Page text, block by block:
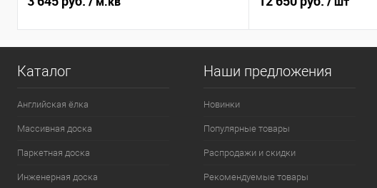
Каталог
Английская ёлка
Массивная доска
Паркетная доска
Инженерная доска
Наши предложения
Новинки
Популярные товары
Распродажи и скидки
Рекомендуемые товары